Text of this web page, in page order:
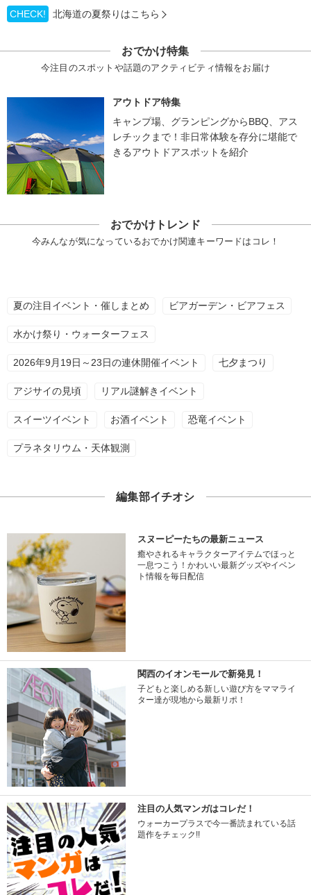
CHECK! 北海道の夏祭りはこちら
おでかけ特集
今注目のスポットや話題のアクティビティ情報をお届け
アウトドア特集
キャンプ場、グランピングからBBQ、アス
レチックまで！非日常体験を存分に堪能で
きるアウトドアスポットを紹介
おでかけトレンド
今みんなが気になっているおでかけ関連キーワードはコレ！
夏の注目イベント・催しまとめ ビアガーデン・ビアフェス
水かけ祭り・ウォーターフェス
2026年9月19日～23日の連休開催イベント 七夕まつり
アジサイの見頃 リアル謎解きイベント
スイーツイベント お酒イベント 恐竜イベント
プラネタリウム・天体観測
編集部イチオシ
スヌーピーたちの最新ニュース
癒やされるキャラクターアイテムでほっと
一息つこう！かわいい最新グッズやイベン
ト情報を毎日配信
関西のイオンモールで新発見！
子どもと楽しめる新しい遊び方をママライ
ター達が現地から最新リポ！
注目の人気マンガはコレだ！
ウォーカープラスで今一番読まれている話
題作をチェック!!